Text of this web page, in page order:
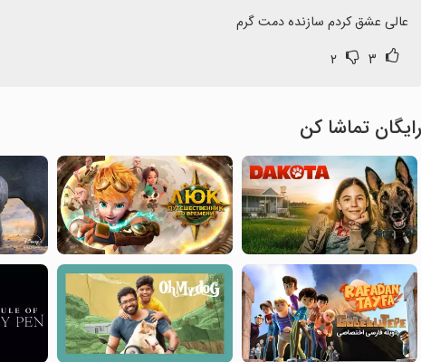
عالی عشق کردم سازنده دمت گرم
۳ ۲
رایگان تماشا کن